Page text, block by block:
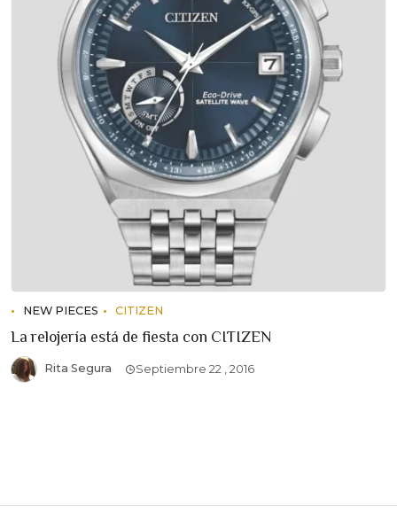
NEW PIECES CITIZEN
La relojería está de fiesta con CITIZEN
Rita Segura Septiembre 22 , 2016